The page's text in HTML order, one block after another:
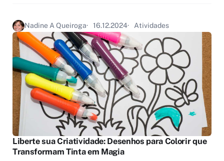
Nadine A Queiroga 16.12.2024 Atividades
Liberte sua Criatividade: Desenhos para Colorir que
Transformam Tinta em Magia